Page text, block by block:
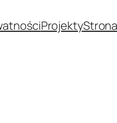
Projekty